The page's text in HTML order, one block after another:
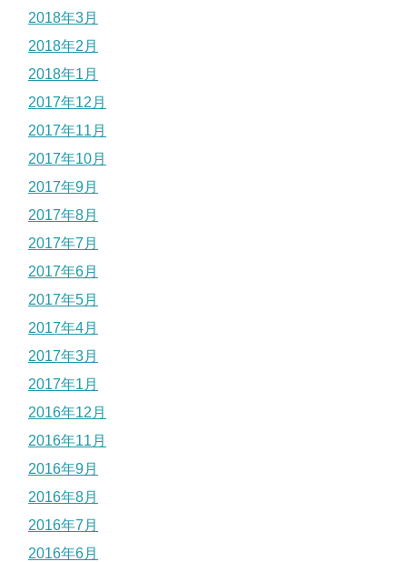
2018年3月
2018年2月
2018年1月
2017年12月
2017年11月
2017年10月
2017年9月
2017年8月
2017年7月
2017年6月
2017年5月
2017年4月
2017年3月
2017年1月
2016年12月
2016年11月
2016年9月
2016年8月
2016年7月
2016年6月